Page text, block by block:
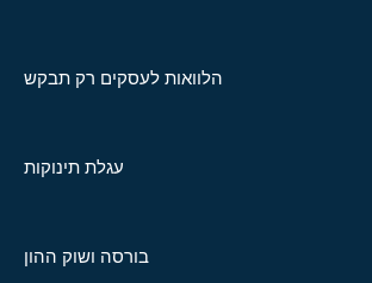
הלוואות לעסקים רק תבקש
עגלת תינוקות
בורסה ושוק ההון